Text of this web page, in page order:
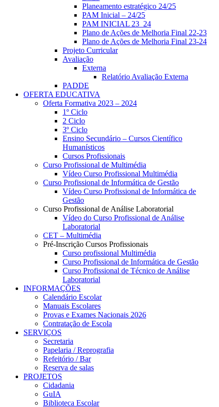
Planeamento estratégico 24/25
PAM Inicial – 24/25
PAM INICIAL 23_24
Plano de Ações de Melhoria Final 22-23
Plano de Ações de Melhoria Final 23-24
Projeto Curricular
Avaliação
Externa
Relatório Avaliação Externa
PADDE
OFERTA EDUCATIVA
Oferta Formativa 2023 – 2024
1º Ciclo
2 Ciclo
3º Ciclo
Ensino Secundário – Cursos Científico
Humanísticos
Cursos Profissionais
Curso Profissional de Multimédia
Vídeo Curso Profissional Multimédia
Curso Profissional de Informática de Gestão
Vídeo Curso Profissional de Informática de
Gestão
Curso Profissional de Análise Laboratorial
Vídeo do Curso Profissional de Análise
Laboratorial
CET – Multimédia
Pré-Inscrição Cursos Profissionais
Curso profissional Multimédia
Curso Profissional de Informática de Gestão
Curso Profissional de Técnico de Análise
Laboratorial
INFORMAÇÕES
Calendário Escolar
Manuais Escolares
Provas e Exames Nacionais 2026
Contratação de Escola
SERVIÇOS
Secretaria
Papelaria / Reprografia
Refeitório / Bar
Reserva de salas
PROJETOS
Cidadania
GuIA
Biblioteca Escolar